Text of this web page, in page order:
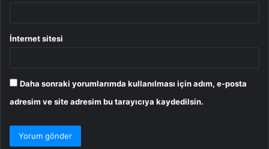
İnternet sitesi
Daha sonraki yorumlarımda kullanılması için adım, e-posta
adresim ve site adresim bu tarayıcıya kaydedilsin.